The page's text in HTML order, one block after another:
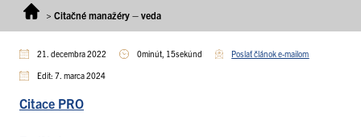
> Citačné manažéry – veda
21. decembra 2022 0minút, 15sekúnd Poslať článok e-mailom
Edit: 7. marca 2024
Citace PRO